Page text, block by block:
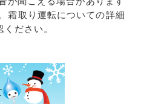
霜取り運転についての詳細
ください。